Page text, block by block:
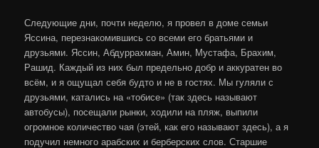
Следующие дни, почти неделю, я провел в доме семьи
Яссина, перезнакомившись со всеми его братьями и
друзьями. Яссин, Абдуррахман, Амин, Мустафа, Брахим,
Рашид. Каждый из них был предельно добр и аккуратен во
всём, и я ощущал себя будто и не в гостях. Мы гуляли с
друзьями, катались на «тобисе» (так здесь называют
автобусы), посещали рынки, ходили на пляж, выпили
огромное количество чая (этей, как его называют здесь), а я
подучил немного арабских и берберских слов. Старшие